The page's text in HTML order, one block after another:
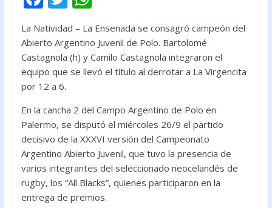
ac
e
b
o
o
k
w
itt
er
at
s
A
p
La Natividad – La Ensenada se consagró campeón del
Abierto Argentino Juvenil de Polo. Bartolomé
Castagnola (h) y Camilo Castagnola integraron el
equipo que se llevó el título al derrotar a La Virgencita
por 12 a 6.
En la cancha 2 del Campo Argentino de Polo en
Palermo, se disputó el miércoles 26/9 el partido
decisivo de la XXXVI versión del Campeonato
Argentino Abierto Juvenil, que tuvo la presencia de
varios integrantes del seleccionado neocelandés de
rugby, los “All Blacks”, quienes participaron en la
entrega de premios.